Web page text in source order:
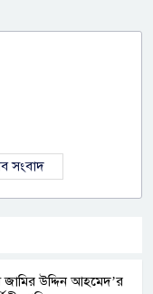
সংবাদ
উদ্দিন আহমেদ’র